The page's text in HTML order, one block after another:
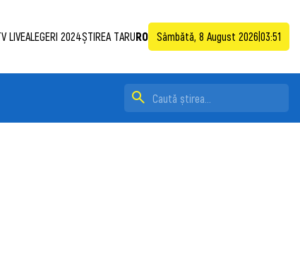
LIVEALEGERI 2024ȘTIREA TARURO Sâmbătă, 8 August 2026 03:51